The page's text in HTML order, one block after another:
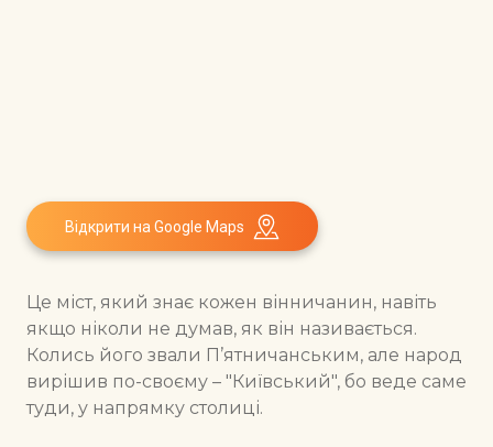
Відкрити на Google Maps
Це міст, який знає кожен вінничанин, навіть
якщо ніколи не думав, як він називається.
Колись його звали П’ятничанським, але народ
вирішив по-своєму – "Київський", бо веде саме
туди, у напрямку столиці.